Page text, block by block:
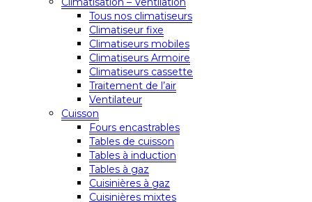
Tous nos climatiseurs
Climatiseur fixe
Climatiseurs mobiles
Climatiseurs Armoire
Climatiseurs cassette
Traitement de l’air
Ventilateur
Cuisson
Fours encastrables
Tables de cuisson
Tables à induction
Tables à gaz
Cuisinières à gaz
Cuisinières mixtes